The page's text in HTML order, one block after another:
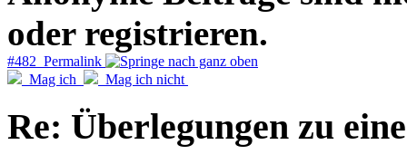
oder registrieren.
#482 Permalink
Mag ich
Mag ich nicht
Re: Überlegungen zu